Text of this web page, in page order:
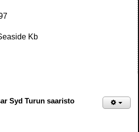
Kb
Syd Turun saaristo